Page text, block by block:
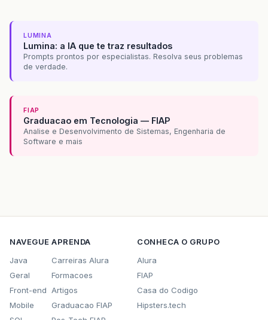
LUMINA
Lumina: a IA que te traz resultados
Prompts prontos por especialistas. Resolva seus problemas
de verdade.
FIAP
Graduacao em Tecnologia — FIAP
Analise e Desenvolvimento de Sistemas, Engenharia de
Software e mais
NAVEGUE
Java
Geral
Front-end
Mobile
APRENDA
Carreiras Alura
Formacoes
Artigos
Graduacao FIAP
CONHECA O GRUPO
Alura
FIAP
Casa do Codigo
Hipsters.tech